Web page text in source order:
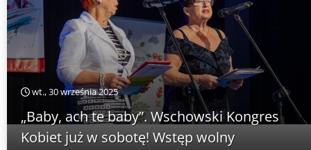
wt., 30 września 2025
„Baby, ach te baby”. Wschowski Kongres
Kobiet już w sobotę! Wstęp wolny